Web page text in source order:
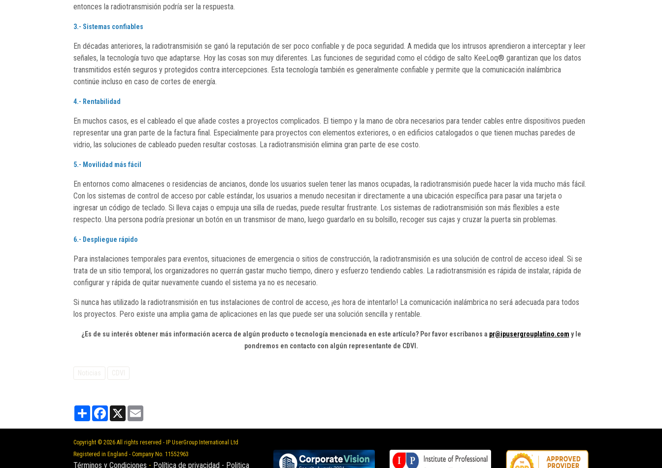
entonces la radiotransmisión podría ser la respuesta.
3.- Sistemas confiables
En décadas anteriores, la radiotransmisión se ganó la reputación de ser poco confiable y de poca seguridad. A medida que los intrusos aprendieron a interceptar y leer
señales, la tecnología tuvo que adaptarse. Hoy las cosas son muy diferentes. Las funciones de seguridad como el código de salto KeeLoq® garantizan que los datos
transmitidos estén seguros y protegidos contra intercepciones. Esta tecnología también es generalmente confiable y permite que la comunicación inalámbrica
continúe incluso en caso de cortes de energía.
4.- Rentabilidad
En muchos casos, es el cableado el que añade costes a proyectos complicados. El tiempo y la mano de obra necesarios para tender cables entre dispositivos pueden
representar una gran parte de la factura final. Especialmente para proyectos con elementos exteriores, o en edificios catalogados o que tienen muchas paredes de
vidrio, las soluciones de cableado pueden resultar costosas. La radiotransmisión elimina gran parte de ese costo.
5.- Movilidad más fácil
En entornos como almacenes o residencias de ancianos, donde los usuarios suelen tener las manos ocupadas, la radiotransmisión puede hacer la vida mucho más fácil.
Con los sistemas de control de acceso por cable estándar, los usuarios a menudo necesitan ir directamente a una ubicación específica para pasar una tarjeta o
ingresar un código de teclado. Si lleva cajas o empuja una silla de ruedas, puede resultar frustrante. Los sistemas de radiotransmisión son más flexibles a este
respecto. Una persona podría presionar un botón en un transmisor de mano, luego guardarlo en su bolsillo, recoger sus cajas y cruzar la puerta sin problemas.
6.- Despliegue rápido
Para instalaciones temporales para eventos, situaciones de emergencia o sitios de construcción, la radiotransmisión es una solución de control de acceso ideal. Si se
trata de un sitio temporal, los organizadores no querrán gastar mucho tiempo, dinero y esfuerzo tendiendo cables. La radiotransmisión es rápida de instalar, rápida de
configurar y rápida de quitar nuevamente cuando el sistema ya no es necesario.
Si nunca has utilizado la radiotransmisión en tus instalaciones de control de acceso, ¡es hora de intentarlo! La comunicación inalámbrica no será adecuada para todos
los proyectos. Pero existe una amplia gama de aplicaciones en las que puede ser una solución sencilla y rentable.
¿Es de su interés obtener más información acerca de algún producto o tecnología mencionada en este artículo? Por favor escríbanos a pr@ipusergrouplatino.com y le
pondremos en contacto con algún representante de CDVI.
Noticias CDVI
PartagerFacebook
X
Copyright © 2026 All rights reserved - IP UserGroup International Ltd
Registered in England - Company No. 11552963
Términos y Condiciones - Política de privacidad - Politica